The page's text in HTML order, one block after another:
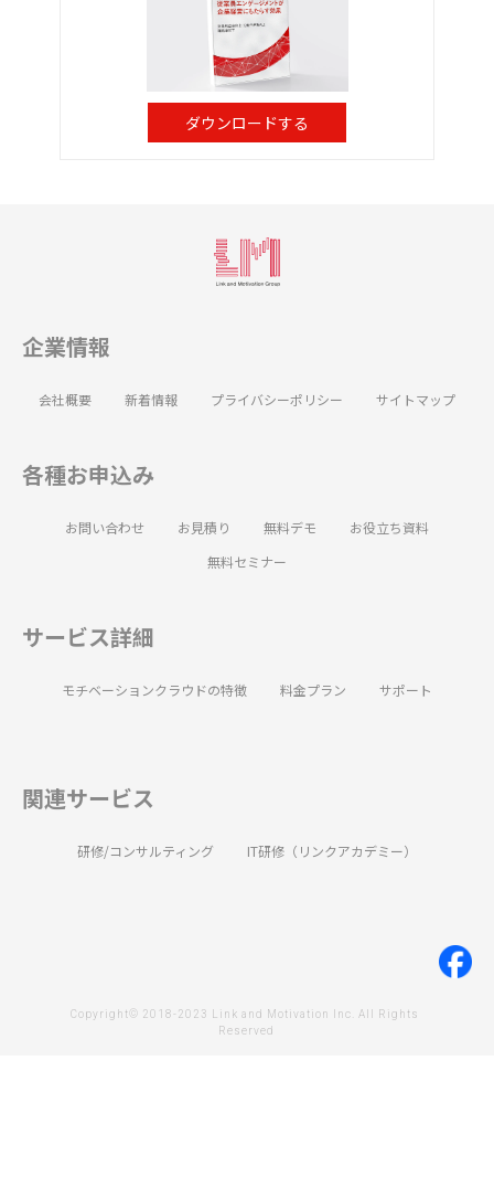
ダウンロードする
企業情報
会社概要 新着情報 プライバシーポリシー サイトマップ
各種お申込み
お問い合わせ お見積り 無料デモ
お役立ち資料
無料セミナー
サービス詳細
モチベーションクラウドの特徴 料金プラン サポート
関連サービス
研修/コンサルティング IT研修（リンクアカデミー）
Copyright© 2018-2023 Link and Motivation Inc. All Rights
Reserved